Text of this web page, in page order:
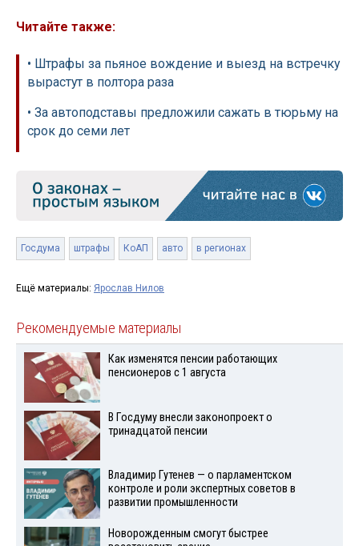
Читайте также:
• Штрафы за пьяное вождение и выезд на встречку
вырастут в полтора раза
• За автоподставы предложили сажать в тюрьму на
срок до семи лет
Госдума штрафы КоАП авто в регионах
Ещё материалы: Ярослав Нилов
Рекомендуемые материалы
Как изменятся пенсии работающих
пенсионеров с 1 августа
В Госдуму внесли законопроект о
тринадцатой пенсии
Владимир Гутенев — о парламентском
контроле и роли экспертных советов в
развитии промышленности
Новорожденным смогут быстрее